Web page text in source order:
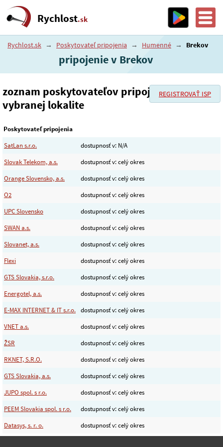
Rychlost.sk
Rychlost.sk → Poskytovateľ pripojenia → Humenné → Brekov
pripojenie v Brekov
REGISTROVAŤ ISP
zoznam poskytovateľov pripojenia vo
vybranej lokalite
Poskytovateľ pripojenia
SatLan s.r.o.
dostupnosť v: N/A
Slovak Telekom, a.s.
dostupnosť v: celý okres
Orange Slovensko, a.s.
dostupnosť v: celý okres
O2
dostupnosť v: celý okres
UPC Slovensko
dostupnosť v: celý okres
SWAN a.s.
dostupnosť v: celý okres
Slovanet, a.s.
dostupnosť v: celý okres
Flexi
dostupnosť v: celý okres
GTS Slovakia, s.r.o.
dostupnosť v: celý okres
Energotel, a.s.
dostupnosť v: celý okres
E-MAX INTERNET & IT s.r.o. dostupnosť v: celý okres
VNET a.s.
dostupnosť v: celý okres
ŽSR
dostupnosť v: celý okres
RKNET, S.R.O.
dostupnosť v: celý okres
GTS Slovakia, a.s.
dostupnosť v: celý okres
JUPO spol. s r.o.
dostupnosť v: celý okres
PEEM Slovakia spol. s r.o.
dostupnosť v: celý okres
Datasys, s. r. o.
dostupnosť v: celý okres